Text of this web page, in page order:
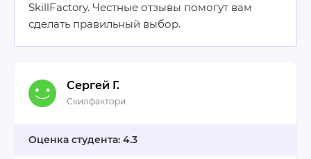
SkillFactory. Честные отзывы помогут вам
сделать правильный выбор.
Сергей Г.
Скилфактори
4.3